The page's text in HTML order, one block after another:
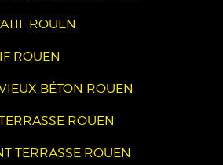
ROUEN
ROUEN
BÉTON ROUEN
ROUEN
TERRASSE ROUEN